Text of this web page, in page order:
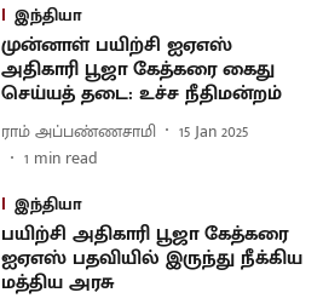
இந்தியா
முன்னாள் பயிற்சி ஐஏஎஸ்
அதிகாரி பூஜா கேத்கரை கைது
செய்யத் தடை: உச்ச நீதிமன்றம்
ராம் அப்பண்ணசாமி
15 Jan 2025
1 min read
இந்தியா
பயிற்சி அதிகாரி பூஜா கேத்கரை
ஐஏஎஸ் பதவியில் இருந்து நீக்கிய
மத்திய அரசு